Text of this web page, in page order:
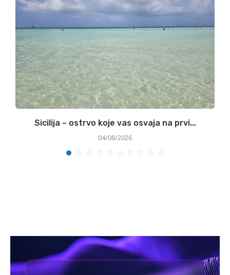
Sicilija – ostrvo koje vas osvaja na prvi...
04/08/2026